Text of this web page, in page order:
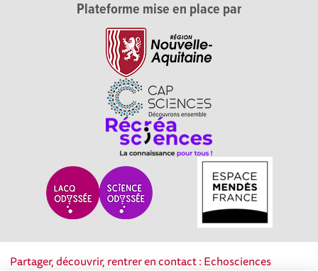
Plateforme mise en place par
Partager, découvrir, rentrer en contact : Echosciences